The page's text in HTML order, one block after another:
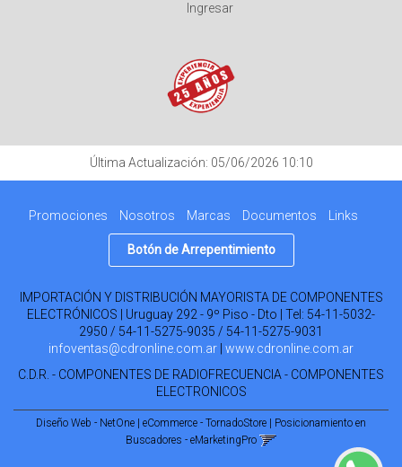
Ingresar
Última Actualización: 05/06/2026 10:10
Promociones Nosotros Marcas Documentos Links
Botón de Arrepentimiento
IMPORTACIÓN Y DISTRIBUCIÓN MAYORISTA DE COMPONENTES
ELECTRÓNICOS | Uruguay 292 - 9º Piso - Dto | Tel: 54-11-5032-
2950 / 54-11-5275-9035 / 54-11-5275-9031
infoventas@cdronline.com.ar www.cdronline.com.ar
C.D.R. - COMPONENTES DE RADIOFRECUENCIA - COMPONENTES
ELECTRONICOS
Diseño Web - NetOne eCommerce - TornadoStore
Posicionamiento en
Buscadores - eMarketingPro